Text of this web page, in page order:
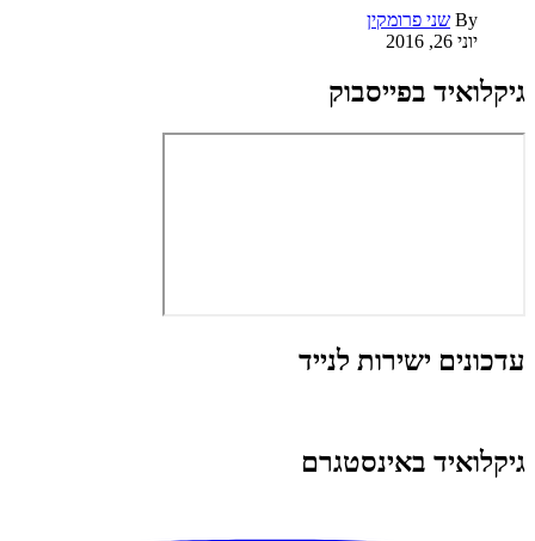
By שני פרומקין
יוני 26, 2016
גיקלואיד בפייסבוק
עדכונים ישירות לנייד
גיקלואיד באינסטגרם